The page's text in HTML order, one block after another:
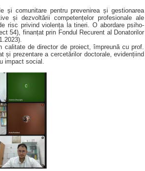
și comunitare pentru prevenirea și gestionarea
și dezvoltării competențelor profesionale ale
risc privind violența la tineri. O abordare psiho-
54), finanțat prin Fondul Recurent al Donatorilor
calitate de director de proiect, împreună cu prof.
și prezentare a cercetărilor doctorale, evidențiind
impact social.